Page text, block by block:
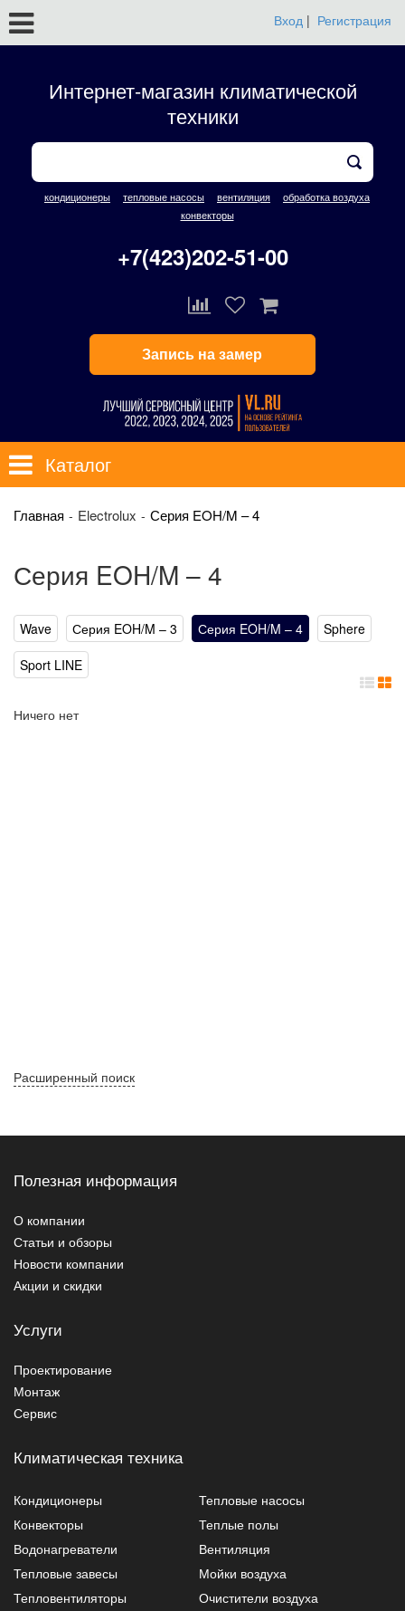
Вход | Регистрация
Интернет-магазин климатической
техники
кондиционеры тепловые насосы вентиляция
обработка воздуха
конвекторы
+7(423)202-51-00
Запись на замер
Каталог
Главная Electrolux Серия EOH/M – 4
Серия EOH/M – 4
Wave Серия EOH/M – 3 Серия EOH/M – 4
Sphere
Sport LINE
Ничего нет
Расширенный поиск
Полезная информация
О компании
Статьи и обзоры
Новости компании
Акции и скидки
Услуги
Проектирование
Монтаж
Сервис
Климатическая техника
Кондиционеры
Тепловые насосы
Конвекторы
Теплые полы
Водонагреватели
Вентиляция
Тепловые завесы
Мойки воздуха
Тепловентиляторы
Очистители воздуха